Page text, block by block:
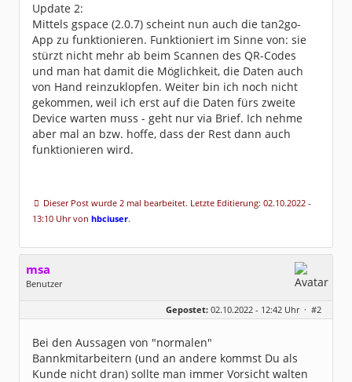
Update 2:
Mittels gspace (2.0.7) scheint nun auch die tan2go-
App zu funktionieren. Funktioniert im Sinne von: sie
stürzt nicht mehr ab beim Scannen des QR-Codes
und man hat damit die Möglichkeit, die Daten auch
von Hand reinzuklopfen. Weiter bin ich noch nicht
gekommen, weil ich erst auf die Daten fürs zweite
Device warten muss - geht nur via Brief. Ich nehme
aber mal an bzw. hoffe, dass der Rest dann auch
funktionieren wird.
Dieser Post wurde 2 mal bearbeitet. Letzte Editierung: 02.10.2022 -
13:10 Uhr von hbciuser.
msa
Benutzer
Alter:
64
Dabei seit:
03 / 2007
Gepostet: 02.10.2022 - 12:42 Uhr · #2
Bei den Aussagen von "normalen"
Bannkmitarbeitern (und an andere kommst Du als
Kunde nicht dran) sollte man immer Vorsicht walten